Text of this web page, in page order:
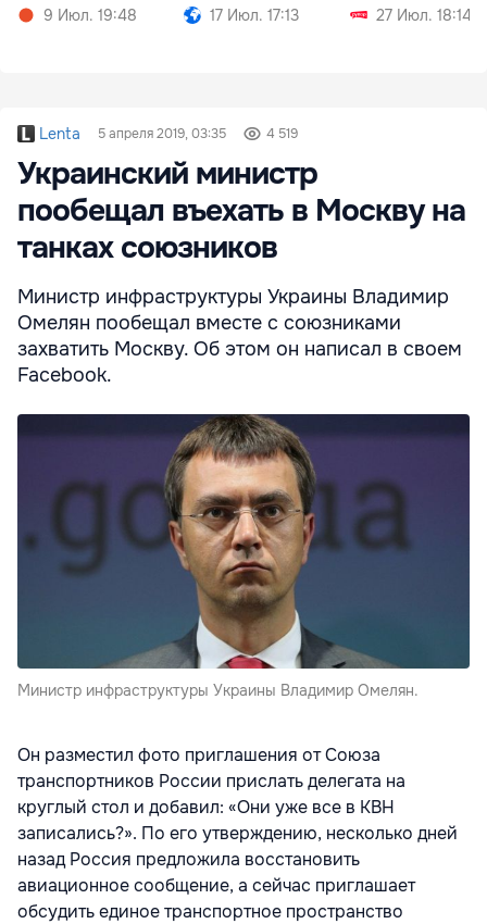
9 Июл. 19:48
17 Июл. 17:13
27 Июл. 18:14
Lenta 5 апреля 2019, 03:35 4 519
Украинский министр
пообещал въехать в Москву на
танках союзников
Министр инфраструктуры Украины Владимир
Омелян пообещал вместе с союзниками
захватить Москву. Об этом он написал в своем
Facebook.
Министр инфраструктуры Украины Владимир Омелян.
Он разместил фото приглашения от Союза
транспортников России прислать делегата на
круглый стол и добавил: «Они уже все в КВН
записались?». По его утверждению, несколько дней
назад Россия предложила восстановить
авиационное сообщение, а сейчас приглашает
обсудить единое транспортное пространство